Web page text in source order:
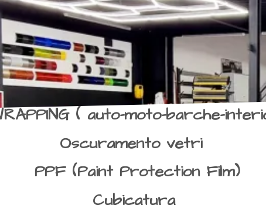
( auto-moto-barche-
Oscuramento vetri
PPF (Paint Protection Film)
Cubicatura